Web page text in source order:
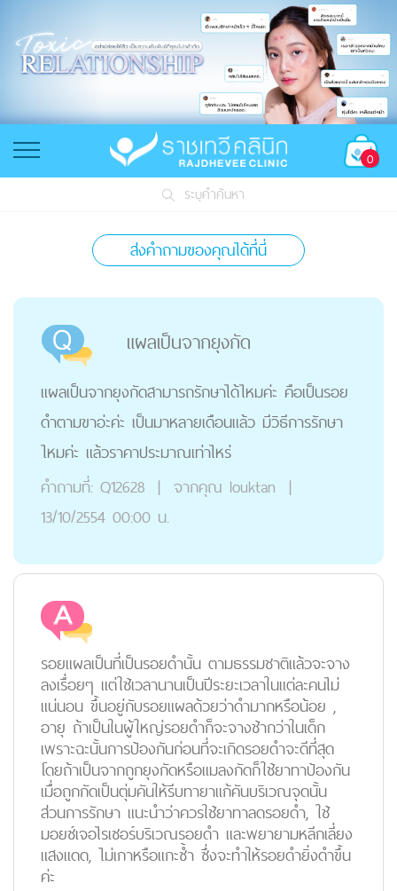
0
ระบุคำค้นหา
ส่งคำถามของคุณได้ที่นี่
แผลเป็นจากยุงกัด
แผลเป็นจากยุงกัดสามารถรักษาได้ไหมค่ะ คือเป็นรอย
ดำตามขาอ่ะค่ะ เป็นมาหลายเดือนแล้ว มีวิธีการรักษา
ไหมค่ะ แล้วราคาประมาณเท่าไหร่
คำถามที่: Q12628 | จากคุณ louktan |
13/10/2554 00:00 น.
รอยแผลเป็นที่เป็นรอยดำนั้น ตามธรรมชาติแล้วจะจาง
ลงเรื่อยๆ แต่ใช้เวลานานเป็นปีระยะเวลาในแต่ละคนไม่
แน่นอน ขึ้นอยู่กับรอยแผลด้วยว่าดำมากหรือน้อย ,
อายุ ถ้าเป็นในผู้ใหญ่รอยดำก็จะจางช้ากว่าในเด็ก
เพราะฉะนั้นการป้องกันก่อนที่จะเกิดรอยดำจะดีที่สุด
โดยถ้าเป็นจากถูกยุงกัดหรือแมลงกัดก็ใช้ยาทาป้องกัน
เมื่อถูกกัดเป็นตุ่มคันให้รีบทายาแก้คันบริเวณจุดนั้น
ส่วนการรักษา แนะนำว่าควรใช้ยาทาลดรอยดำ, ใช้
มอยซ์เจอไรเซอร์บริเวณรอยดำ และพยายามหลีกเลี่ยง
แสงแดด, ไม่เกาหรือแกะซ้ำ ซึ่งจะทำให้รอยดำยิ่งดำขึ้น
ค่ะ